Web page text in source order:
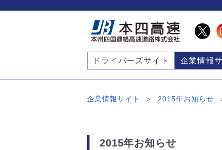
ドライバーズサイト 企業情報
企業情報サイト 2015年お知らせ
2015年お知らせ